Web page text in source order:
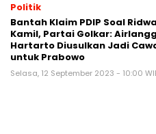
Politik
Bantah Klaim PDIP Soal
Kamil, Partai Golkar:
Hartarto Diusulkan Jadi
untuk Prabowo
Selasa, 12 September 2023 - 10:00